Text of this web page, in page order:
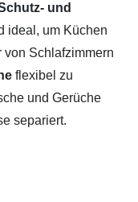
und
ideal, um Küchen
von Schlafzimmern
flexibel zu
und Gerüche
separiert.